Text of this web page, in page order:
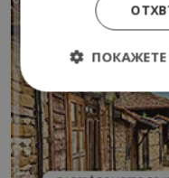
Строго